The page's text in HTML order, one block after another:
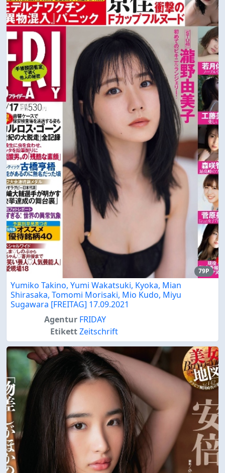
79P
Yumiko Takino, Yumi Wakatsuki, Kyoka, Mian
Shirasaka, Tomomi Morisaki, Mio Kudo, Miyu
Sugawara [FREITAG] 17.09.2021
Agentur FRIDAY
EtikettZeitschrift